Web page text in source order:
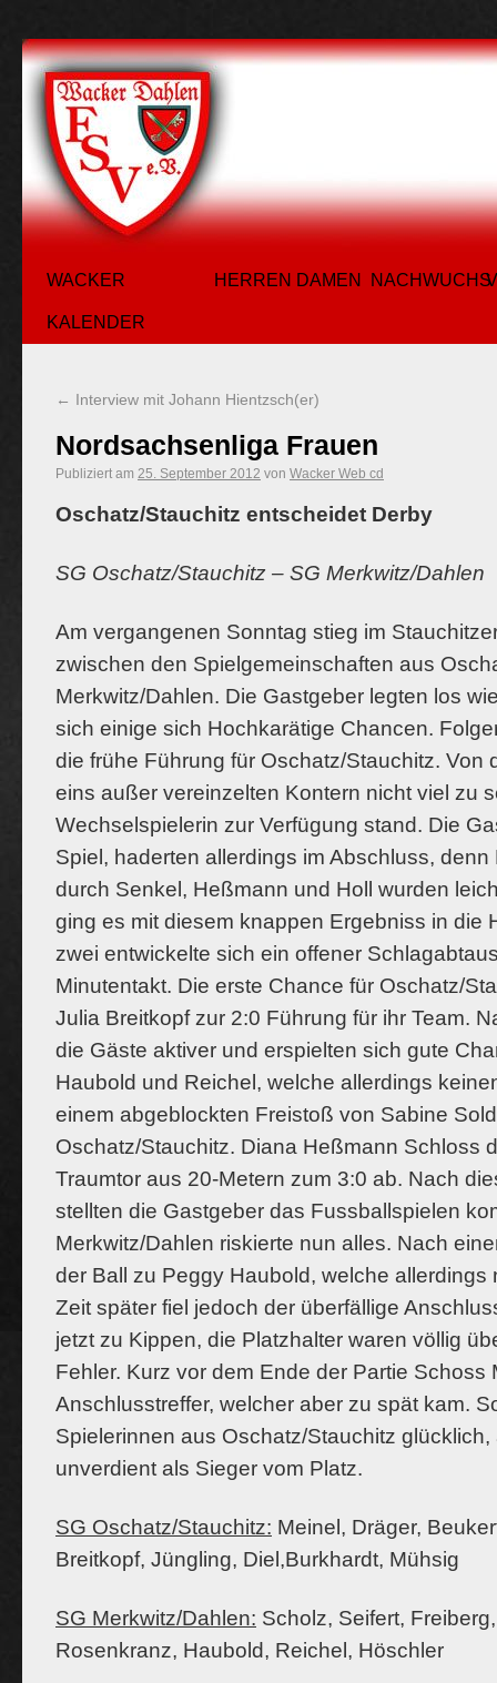
WACKER
KALENDER
HERREN DAMEN NACHWUCHS
← Interview mit Johann Hientzsch(er)
Nordsachsenliga Frauen
Publiziert am 25. September 2012 von Wacker Web cd
Oschatz/Stauchitz entscheidet Derby
SG Oschatz/Stauchitz – SG Merkwitz/
Am vergangenen Sonntag stieg im
zwischen den Spielgemeinschaften aus
Merkwitz/Dahlen. Die Gastgeber legten los
sich einige sich Hochkarätige Chancen.
die frühe Führung für Oschatz/Stauchitz. Von
eins außer vereinzelten Kontern nicht viel zu
Wechselspielerin zur Verfügung stand. Die
Spiel, haderten allerdings im Abschluss,
durch Senkel, Heßmann und Holl wurden
ging es mit diesem knappen Ergebniss in die
zwei entwickelte sich ein offener
Minutentakt. Die erste Chance für Oschatz/
Julia Breitkopf zur 2:0 Führung für ihr Team.
die Gäste aktiver und erspielten sich gute
Haubold und Reichel, welche allerdings
einem abgeblockten Freistoß von Sabine
Oschatz/Stauchitz. Diana Heßmann Schloss
Traumtor aus 20-Metern zum 3:0 ab. Nach
stellten die Gastgeber das Fussballspielen
Merkwitz/Dahlen riskierte nun alles. Nach
der Ball zu Peggy Haubold, welche allerdings
Zeit später fiel jedoch der überfällige
jetzt zu Kippen, die Platzhalter waren völlig
Fehler. Kurz vor dem Ende der Partie
Anschlusstreffer, welcher aber zu spät kam.
Spielerinnen aus Oschatz/Stauchitz
unverdient als Sieger vom Platz.
SG Oschatz/Stauchitz: Meinel, Dräger,
Breitkopf, Jüngling, Diel,Burkhardt, Mühsig
SG Merkwitz/Dahlen: Scholz, Seifert,
Rosenkranz, Haubold, Reichel, Höschler